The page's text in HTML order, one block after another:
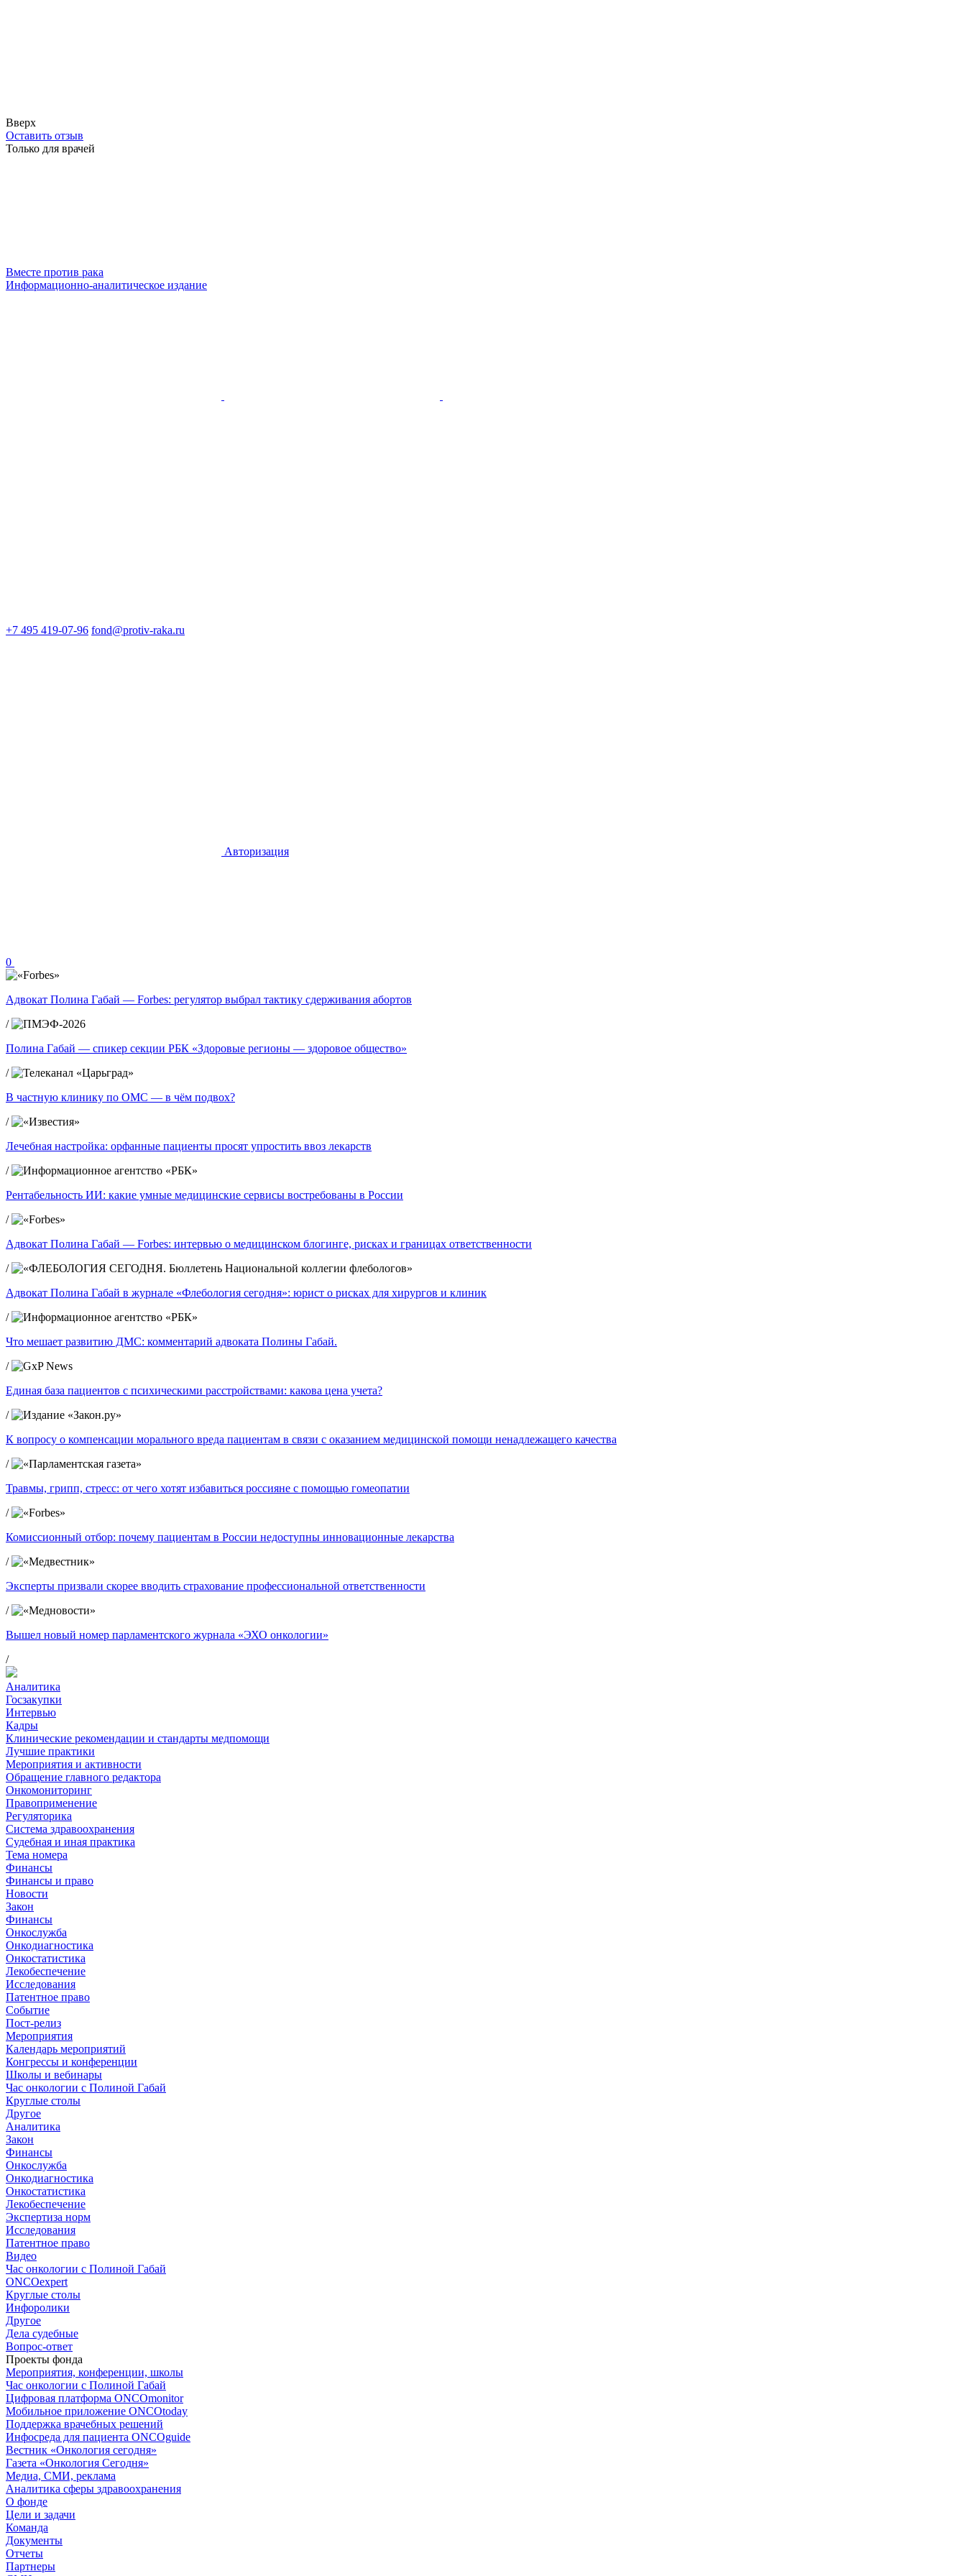
Вверх
Оставить отзыв
Только для врачей
Вместе против рака
Информационно-аналитическое издание
+7 495 419-07-96 fond@protiv-raka.ru
Авторизация
0
Адвокат Полина Габай — Forbes: регулятор выбрал тактику сдерживания абортов
/
Полина Габай — спикер секции РБК «Здоровые регионы — здоровое общество»
/
В частную клинику по ОМС — в чём подвох?
/
Лечебная настройка: орфанные пациенты просят упростить ввоз лекарств
/
Рентабельность ИИ: какие умные медицинские сервисы востребованы в России
/
Адвокат Полина Габай — Forbes: интервью о медицинском блогинге, рисках и границах ответственности
/
Адвокат Полина Габай в журнале «Флебология сегодня»: юрист о рисках для хирургов и клиник
/
Что мешает развитию ДМС: комментарий адвоката Полины Габай.
/
Единая база пациентов с психическими расстройствами: какова цена учета?
/
К вопросу о компенсации морального вреда пациентам в связи с оказанием медицинской помощи ненадлежащего качества
/
Травмы, грипп, стресс: от чего хотят избавиться россияне с помощью гомеопатии
/
Комиссионный отбор: почему пациентам в России недоступны инновационные лекарства
/
Эксперты призвали скорее вводить страхование профессиональной ответственности
/
Вышел новый номер парламентского журнала «ЭХО онкологии»
/
Аналитика
Госзакупки
Интервью
Кадры
Клинические рекомендации и стандарты медпомощи
Лучшие практики
Мероприятия и активности
Обращение главного редактора
Онкомониторинг
Правоприменение
Регуляторика
Система здравоохранения
Судебная и иная практика
Тема номера
Финансы
Финансы и право
Новости
Закон
Финансы
Онкослужба
Онкодиагностика
Онкостатистика
Лекобеспечение
Исследования
Патентное право
Событие
Пост-релиз
Мероприятия
Календарь мероприятий
Конгрессы и конференции
Школы и вебинары
Час онкологии с Полиной Габай
Круглые столы
Другое
Аналитика
Закон
Финансы
Онкослужба
Онкодиагностика
Онкостатистика
Лекобеспечение
Экспертиза норм
Исследования
Патентное право
Видео
Час онкологии с Полиной Габай
ONCOexpert
Круглые столы
Инфоролики
Другое
Дела судебные
Вопрос-ответ
Проекты фонда
Мероприятия, конференции, школы
Час онкологии с Полиной Габай
Цифровая платформа ONCOmonitor
Мобильное приложение ONCOtoday
Поддержка врачебных решений
Инфосреда для пациента ONCOguide
Вестник «Онкология сегодня»
Газета «Онкология Сегодня»
Медиа, СМИ, реклама
Аналитика сферы здравоохранения
О фонде
Цели и задачи
Команда
Документы
Отчеты
Партнеры